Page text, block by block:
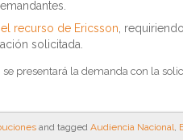
recurso de Ericsson ,
solicitada.
presentará la demanda con la
and tagged Audiencia Nacional,